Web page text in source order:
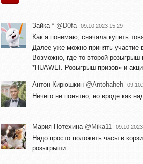
Зайка * @D0fa 09.10.2023 15:29
Как я понимаю, сначала купить
Далее уже можно принять участие
Возможно, где-то второй
*HUAWEI. Розыгрыш призов» и
Антон Кирюшкин @Antohaheh
Ничего не понятно, но вроде как
Мария Потехина @Mika11
Надо просто положить часы в
розыгрыши